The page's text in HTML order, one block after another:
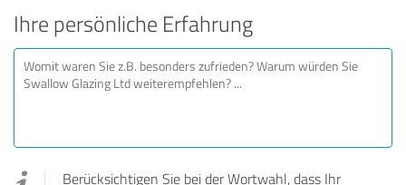
Ihre persönliche Erfahrung
Berücksichtigen Sie bei der Wortwahl, dass Ihr